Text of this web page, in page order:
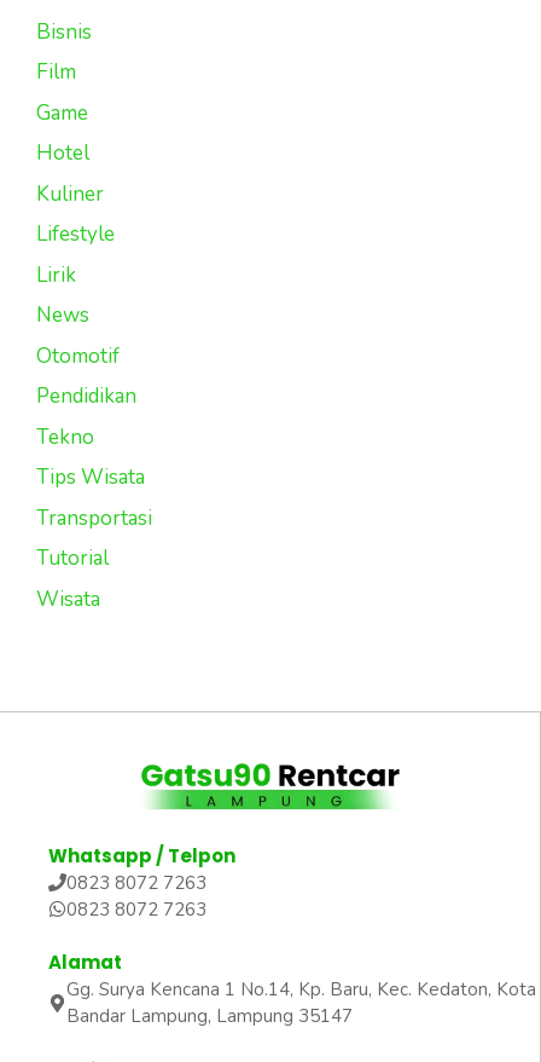
Bisnis
Film
Game
Hotel
Kuliner
Lifestyle
Lirik
News
Otomotif
Pendidikan
Tekno
Tips Wisata
Transportasi
Tutorial
Wisata
Whatsapp / Telpon
0823 8072 7263
0823 8072 7263
Alamat
Gg. Surya Kencana 1 No.14, Kp. Baru, Kec. Kedaton, Kota
Bandar Lampung, Lampung 35147